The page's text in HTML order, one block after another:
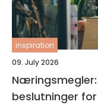
inspiration
09. July 2026
beslutninger